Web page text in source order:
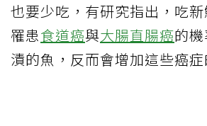
也要少吃，有研究指出，吃
罹患食道癌與大腸直腸癌的
漬的魚，反而會增加這些癌症